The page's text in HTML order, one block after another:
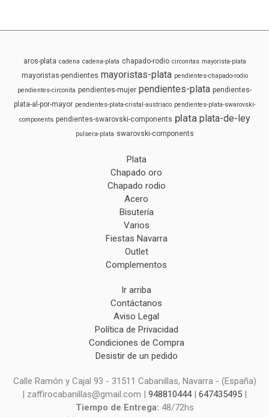
aros-plata cadena cadena-plata chapado-rodio circonitas mayorista-plata
mayoristas-pendientes mayoristas-plata pendientes-chapado-rodio
pendientes-circonita pendientes-mujer pendientes-plata pendientes-
plata-al-por-mayor pendientes-plata-cristal-austriaco pendientes-plata-swarovski-
components pendientes-swarovski-components plata plata-de-ley
pulsera-plata swarovski-components
Plata
Chapado oro
Chapado rodio
Acero
Bisutería
Varios
Fiestas Navarra
Outlet
Complementos
Ir arriba
Contáctanos
Aviso Legal
Política de Privacidad
Condiciones de Compra
Desistir de un pedido
Calle Ramón y Cajal 93 - 31511 Cabanillas, Navarra - (España)
| zaffirocabanillas@gmail.com | 948810444| 647435495 |
Tiempo de Entrega: 48/72hs